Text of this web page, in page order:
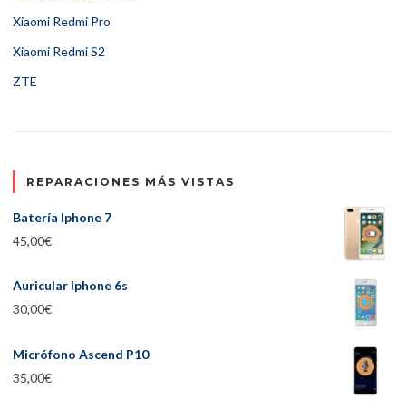
Xiaomi Redmi Pro
Xiaomi Redmi S2
ZTE
REPARACIONES MÁS VISTAS
Batería Iphone 7
45,00€
Auricular Iphone 6s
30,00€
Micrófono Ascend P10
35,00€